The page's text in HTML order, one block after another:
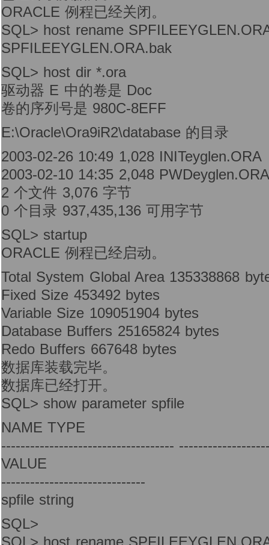
ORACLE 例程已经关闭。
SQL> host rename
SPFILEEYGLEN.ORA.bak
SQL> host dir *.ora
驱动器 E 中的卷是 Doc
卷的序列号是 980C-8EFF
E:\Oracle\Ora9iR2\database 的目录
2003-02-26 10:49 1,028 INITeyglen.ORA
2003-02-10 14:35 2,048 PWDeyglen.ORA
2 个文件 3,076 字节
0 个目录 937,435,136 可用字节
SQL> startup
ORACLE 例程已经启动。
Total System Global Area 135338868
Fixed Size 453492 bytes
Variable Size 109051904 bytes
Database Buffers 25165824 bytes
Redo Buffers 667648 bytes
数据库装载完毕。
数据库已经打开。
SQL> show parameter spfile
NAME TYPE
------------------------------------
VALUE
------------------------------
spfile string
SQL>
SQL> host rename